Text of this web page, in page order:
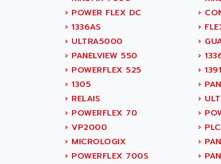
PANEL
ABASK
ABB
ABB AS ROBOTIC
ABB REPAIR DEPT
ABB ROBOTICS
ABC VISION
ABD
ABG
ABL
ABL SURSUM
ABLE SYSTEMS
› POWER FLEX DC ›
› 1336AS ›
› ULTRA5000 ›
› PANELVIEW 550 ›
› POWERFLEX 525 › 1391
› 1305 ›
› RELAIS ›
› POWERFLEX 70 ›
› VP2000 ›
› MICROLOGIX ›
› POWERFLEX 700S ›